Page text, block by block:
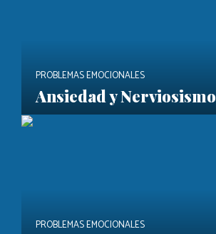
PROBLEMAS EMOCIONALES
Ansiedad y Nerviosismo
PROBLEMAS EMOCIONALES